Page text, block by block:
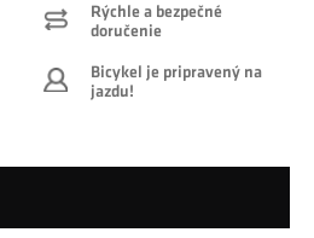
Rýchle a bezpečné
doručenie
Bicykel je pripravený na
jazdu!